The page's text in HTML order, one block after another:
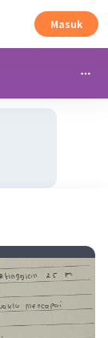
Masuk